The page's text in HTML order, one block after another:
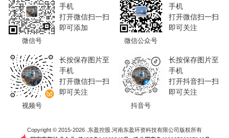
微信号
手机
打开微信扫一扫
即可添加
微信公众号
手机
打开微信扫一扫
即可关注
视频号
长按保存图片至
手机
打开微信扫一扫
即可关注
抖音号
长按保存图片至
手机
打开抖音扫一扫
即可关注
Copyright © 2015-2026 .东盈控股.河南东盈环资科技有限公司版权所有